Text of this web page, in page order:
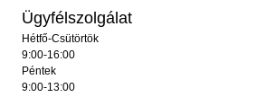
Ügyfélszolgálat
Hétfő-Csütörtök
9:00-16:00
Péntek
9:00-13:00